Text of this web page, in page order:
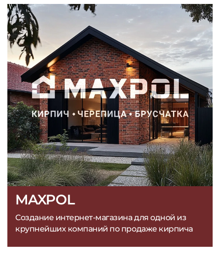
MAXPOL
Создание интернет-магазина для одной из
крупнейших компаний по продаже кирпича